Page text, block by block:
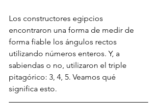
Los constructores egipcios
encontraron una forma de medir de
forma fiable los ángulos rectos
utilizando números enteros. Y, a
sabiendas o no, utilizaron el triple
pitagórico: 3, 4, 5. Veamos qué
significa esto.